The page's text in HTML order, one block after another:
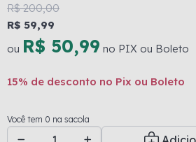
R$ 200,00
R$ 59,99
ou R$ 50,99 no PIX ou Boleto
15% de desconto no Pix ou Boleto
Você tem 0 na sacola